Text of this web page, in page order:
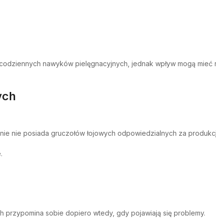
nawyków pielęgnacyjnych, jednak wpływ mogą
nie posiada gruczołów łojowych odpowiedzialnych za
przypomina sobie dopiero wtedy, gdy pojawiają się problemy.